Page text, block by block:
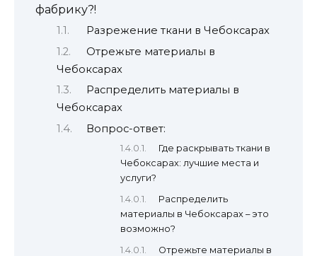
фабрику?!
Разрежение ткани в Чебоксарах
Отрежьте материалы в
Чебоксарах
Распределить материалы в
Чебоксарах
Вопрос-ответ:
Где раскрывать ткани в
Чебоксарах: лучшие места и
услуги?
Распределить
материалы в Чебоксарах – это
возможно?
Отрежьте материалы в